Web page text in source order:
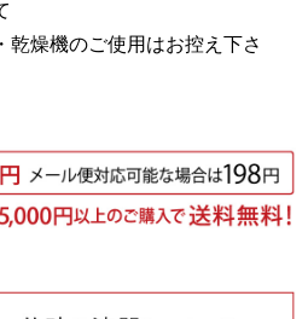
乾燥機のご使用はお控え下さ